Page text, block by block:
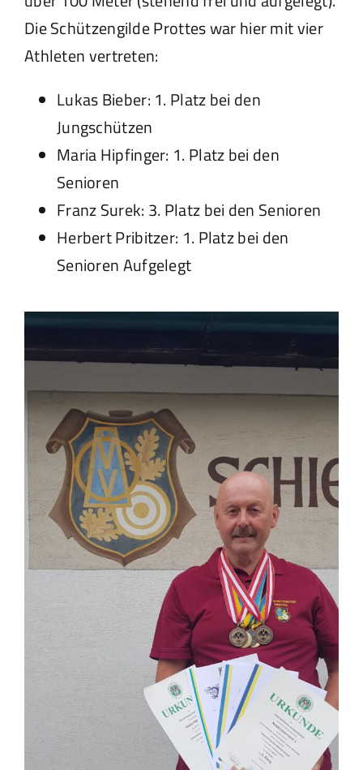
Die Schützengilde Prottes war hier mit vier
Athleten vertreten:
Lukas Bieber: 1. Platz bei den
Jungschützen
Maria Hipfinger: 1. Platz bei den
Senioren
Franz Surek: 3. Platz bei den Senioren
Herbert Pribitzer: 1. Platz bei den
Senioren Aufgelegt